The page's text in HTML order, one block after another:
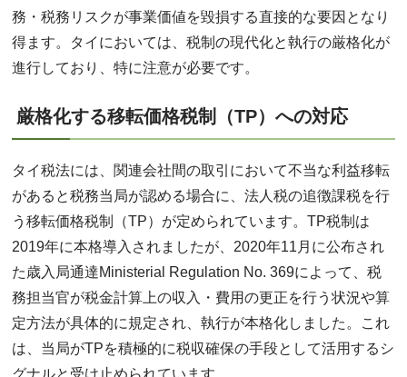
務・税務リスクが事業価値を毀損する直接的な要因となり
得ます。タイにおいては、税制の現代化と執行の厳格化が
進行しており、特に注意が必要です。
厳格化する移転価格税制（TP）への対応
タイ税法には、関連会社間の取引において不当な利益移転
があると税務当局が認める場合に、法人税の追徴課税を行
う移転価格税制（TP）が定められています。TP税制は
2019年に本格導入されましたが、2020年11月に公布され
た歳入局通達Ministerial Regulation No. 369によって、税
務担当官が税金計算上の収入・費用の更正を行う状況や算
定方法が具体的に規定され、執行が本格化しました。これ
は、当局がTPを積極的に税収確保の手段として活用するシ
グナルと受け止められています。